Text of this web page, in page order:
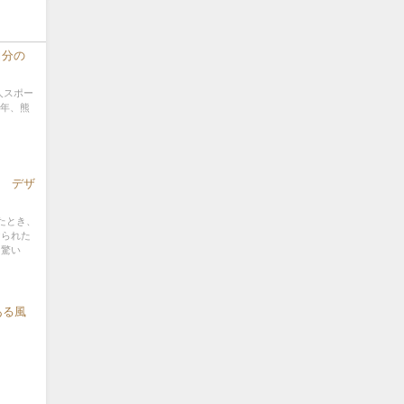
の
スポー
、熊
デザ
き、
れた
い
る風